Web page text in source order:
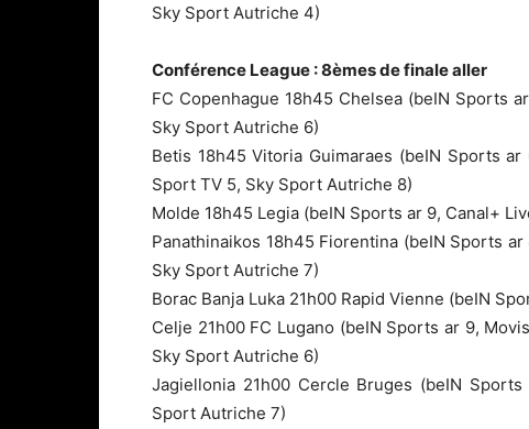
Sky Sport Autriche 4)
Conférence League : 8èmes de finale aller
FC Copenhague 18h45 Chelsea (beIN Sports
Sky Sport Autriche 6)
Betis 18h45 Vitoria Guimaraes (beIN Sports
Sport TV 5, Sky Sport Autriche 8)
Molde 18h45 Legia (beIN Sports ar 9, Canal+
Panathinaikos 18h45 Fiorentina (beIN Sports
Sky Sport Autriche 7)
Borac Banja Luka 21h00 Rapid Vienne (beIN
Celje 21h00 FC Lugano (beIN Sports ar 9,
Sky Sport Autriche 6)
Jagiellonia 21h00 Cercle Bruges (beIN
Sport Autriche 7)